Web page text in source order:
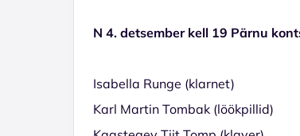
N 4. detsember kell 19 Pärnu
Isabella Runge (klarnet)
Karl Martin Tombak (löökpillid)